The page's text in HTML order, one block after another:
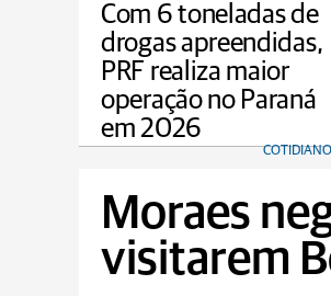
Com 6 toneladas de
drogas apreendidas,
PRF realiza maior
operação no Paraná
em 2026
Moraes
visitarem